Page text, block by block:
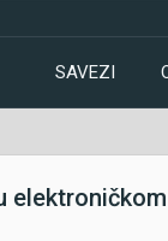
SAVEZI